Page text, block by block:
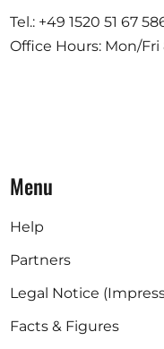
Tel.: +49 1520 51 67
Office Hours: Mon/Fri
Menu
Help
Partners
Legal Notice
Facts & Figures